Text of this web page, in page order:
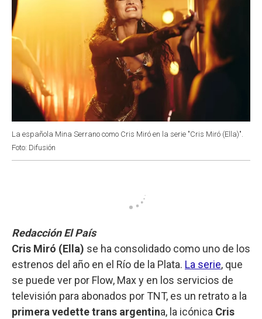
La española Mina Serrano como Cris Miró en la serie "Cris Miró (Ella)".
Foto: Difusión
Redacción El País
Cris Miró (Ella) se ha consolidado como uno de los
estrenos del año en el Río de la Plata. La serie, que
se puede ver por Flow, Max y en los servicios de
televisión para abonados por TNT, es un retrato a la
primera vedette trans argentina, la icónica Cris